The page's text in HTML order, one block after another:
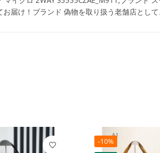
届け！ブランド 偽物を取り扱う老舗店として
-10%